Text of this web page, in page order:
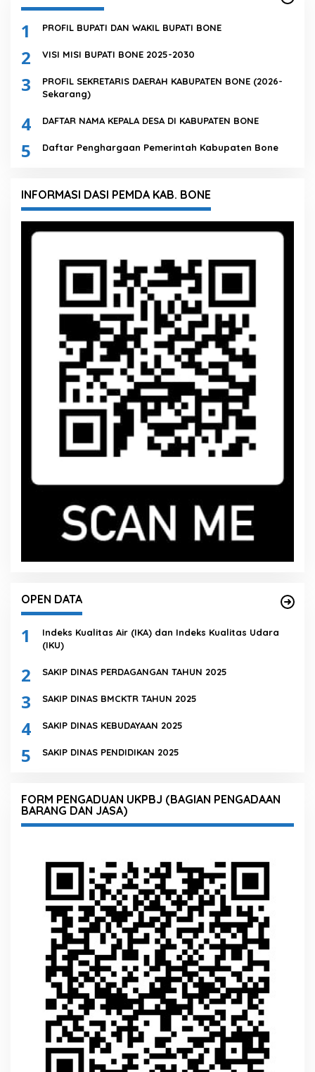
1 PROFIL BUPATI DAN WAKIL BUPATI BONE
2 VISI MISI BUPATI BONE 2025-2030
3
PROFIL SEKRETARIS DAERAH KABUPATEN BONE (2026-
Sekarang)
4 DAFTAR NAMA KEPALA DESA DI KABUPATEN BONE
5 Daftar Penghargaan Pemerintah Kabupaten Bone
INFORMASI DASI PEMDA KAB. BONE
OPEN DATA
1
Indeks Kualitas Air (IKA) dan Indeks Kualitas Udara
(IKU)
2 SAKIP DINAS PERDAGANGAN TAHUN 2025
3 SAKIP DINAS BMCKTR TAHUN 2025
4 SAKIP DINAS KEBUDAYAAN 2025
5 SAKIP DINAS PENDIDIKAN 2025
FORM PENGADUAN UKPBJ (BAGIAN PENGADAAN
BARANG DAN JASA)